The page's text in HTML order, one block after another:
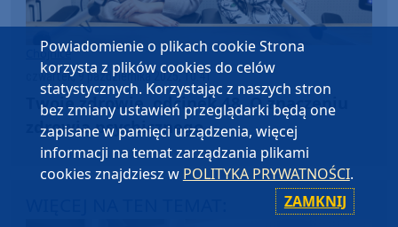
Chojnice
czwartek, 9 października 2025, 10:41
Twoje zdrowie, odcinek 48. O znaczeniu
zdrowia psychicznego
Powiadomienie o plikach cookie Strona
korzysta z plików cookies do celów
statystycznych. Korzystając z naszych stron
bez zmiany ustawień przeglądarki będą one
zapisane w pamięci urządzenia, więcej
informacji na temat zarządzania plikami
cookies znajdziesz w POLITYKA PRYWATNOŚCI.
ZAMKNIJ